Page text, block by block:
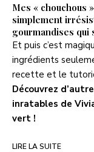
Mes « chouchous
simplement
gourmandises qui
Et puis c’est
ingrédients
recette et le
Découvrez
inratables de
vert !
LIRE LA SUITE